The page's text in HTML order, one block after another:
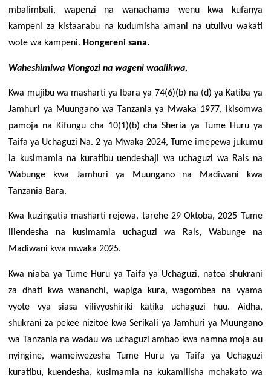
mbalimbali, wapenzi na wanachama wenu kwa kufanya
kampeni za kistaarabu na kudumisha amani na utulivu wakati
wote wa kampeni. Hongereni sana.
Waheshimiwa Viongozi na wageni waalikwa,
Kwa mujibu wa masharti ya Ibara ya 74(6)(b) na (d) ya Katiba ya
Jamhuri ya Muungano wa Tanzania ya Mwaka 1977, ikisomwa
pamoja na Kifungu cha 10(1)(b) cha Sheria ya Tume Huru ya
Taifa ya Uchaguzi Na. 2 ya Mwaka 2024, Tume imepewa jukumu
la kusimamia na kuratibu uendeshaji wa uchaguzi wa Rais na
Wabunge kwa Jamhuri ya Muungano na Madiwani kwa
Tanzania Bara.
Kwa kuzingatia masharti rejewa, tarehe 29 Oktoba, 2025 Tume
iliendesha na kusimamia uchaguzi wa Rais, Wabunge na
Madiwani kwa mwaka 2025.
Kwa niaba ya Tume Huru ya Taifa ya Uchaguzi, natoa shukrani
za dhati kwa wananchi, wapiga kura, wagombea na vyama
vyote vya siasa vilivyoshiriki katika uchaguzi huu. Aidha,
shukrani za pekee nizitoe kwa Serikali ya Jamhuri ya Muungano
wa Tanzania na wadau wa uchaguzi ambao kwa namna moja au
nyingine, wameiwezesha Tume Huru ya Taifa ya Uchaguzi
kuratibu, kuendesha, kusimamia na kukamilisha mchakato wa